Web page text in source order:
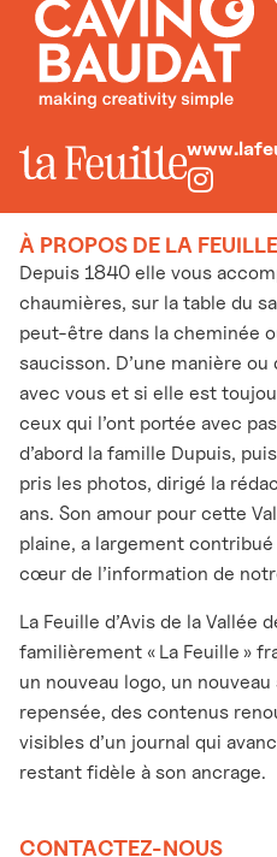
À PROPOS DE LA FEUILLE
Depuis 1840 elle vous
chaumières, sur la table du
peut-être dans la cheminée
saucisson. D’une manière ou
avec vous et si elle est
ceux qui l’ont portée avec
d’abord la famille Dupuis,
pris les photos, dirigé la
ans. Son amour pour cette
plaine, a largement
cœur de l’information de
La Feuille d’Avis de la Vallée
familièrement « La Feuille »
un nouveau logo, un
repensée, des contenus
visibles d’un journal qui
restant fidèle à son ancrage.
CONTACTEZ-NOUS